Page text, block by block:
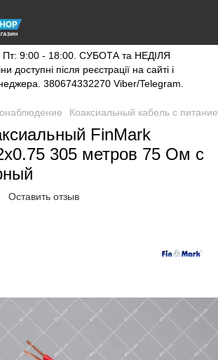
9:00 - 18:00. СУБОТА та НЕДІЛЯ
доступні після реєстрації на сайті і
380674332270 Viber/Telegram.
Коаксиальный кабель с
FinMark
305 метров 75 Ом с
Оставить отзыв